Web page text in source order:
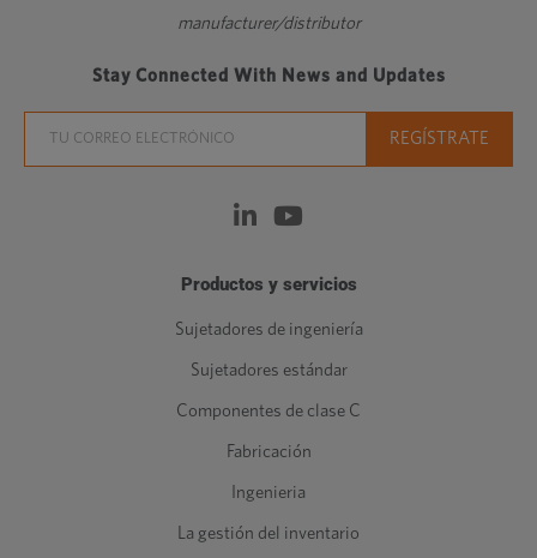
manufacturer/distributor
Stay Connected With News and Updates
Productos y servicios
Sujetadores de ingeniería
Sujetadores estándar
Componentes de clase C
Fabricación
Ingenieria
La gestión del inventario